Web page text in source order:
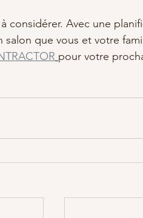
considérer. Avec une
que vous et votre
pour votre